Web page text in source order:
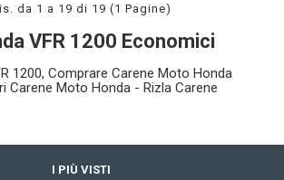
da 1 a 19 di 19 (1 Pagine)
VFR 1200 Economici
1200, Comprare Carene Moto Honda
Carene Moto Honda - Rizla Carene
I PIÙ VISTI